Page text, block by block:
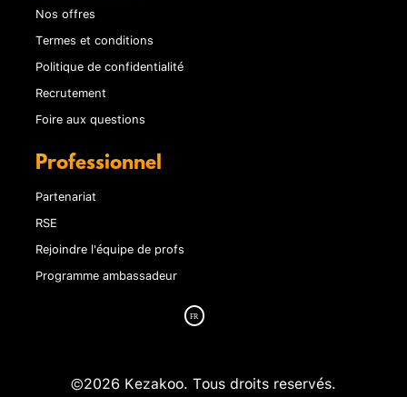
Nos offres
Termes et conditions
Politique de confidentialité
Recrutement
Foire aux questions
Professionnel
Partenariat
RSE
Rejoindre l'équipe de profs
Programme ambassadeur
©2026 Kezakoo. Tous droits reservés.